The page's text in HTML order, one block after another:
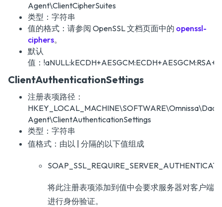
Agent\ClientCipherSuites
类型：字符串
值的格式：请参阅 OpenSSL 文档页面中的 openssl-
ciphers。
默认
值：
ClientAuthenticationSettings
注册表项路径：
HKEY_LOCAL_MACHINE\SOFTWARE\Omnissa\DaaS
Agent\ClientAuthenticationSettings
类型：字符串
值格式：由以 | 分隔的以下值组成
将此注册表项添加到值中会要求服务器对客户端
进行身份验证。